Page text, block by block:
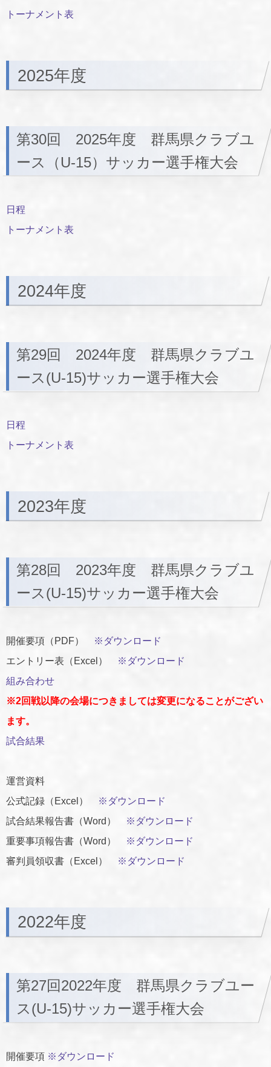
トーナメント表
2025年度
第30回 2025年度 群馬県クラブユ
ース（U-15）サッカー選手権大会
日程
トーナメント表
2024年度
第29回 2024年度 群馬県クラブユ
ース(U-15)サッカー選手権大会
日程
トーナメント表
2023年度
第28回 2023年度 群馬県クラブユ
ース(U-15)サッカー選手権大会
開催要項（PDF）
※ダウンロード
エントリー表（Excel）
※ダウンロード
組み合わせ
※2回戦以降の会場につきましては変更になることがござい
ます。
試合結果
運営資料
公式記録（Excel）
※ダウンロード
試合結果報告書（Word）
※ダウンロード
重要事項報告書（Word）
※ダウンロード
審判員領収書（Excel）
※ダウンロード
2022年度
第27回2022年度 群馬県クラブユー
ス(U-15)サッカー選手権大会
開催要項 ※ダウンロード